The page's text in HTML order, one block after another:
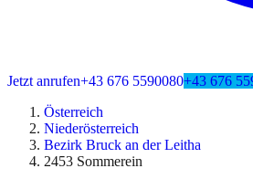
Jetzt anrufen+43 676 5590080+43 676
Österreich
Niederösterreich
Bezirk Bruck an der Leitha
2453 Sommerein